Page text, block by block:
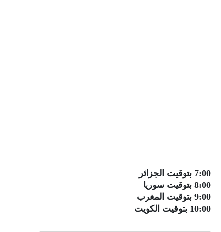
7:00 بتوقيت الجزائر
8:00 بتوقيت سوريا
9:00 بتوقيت المغرب
10:00 بتوقيت الكويت